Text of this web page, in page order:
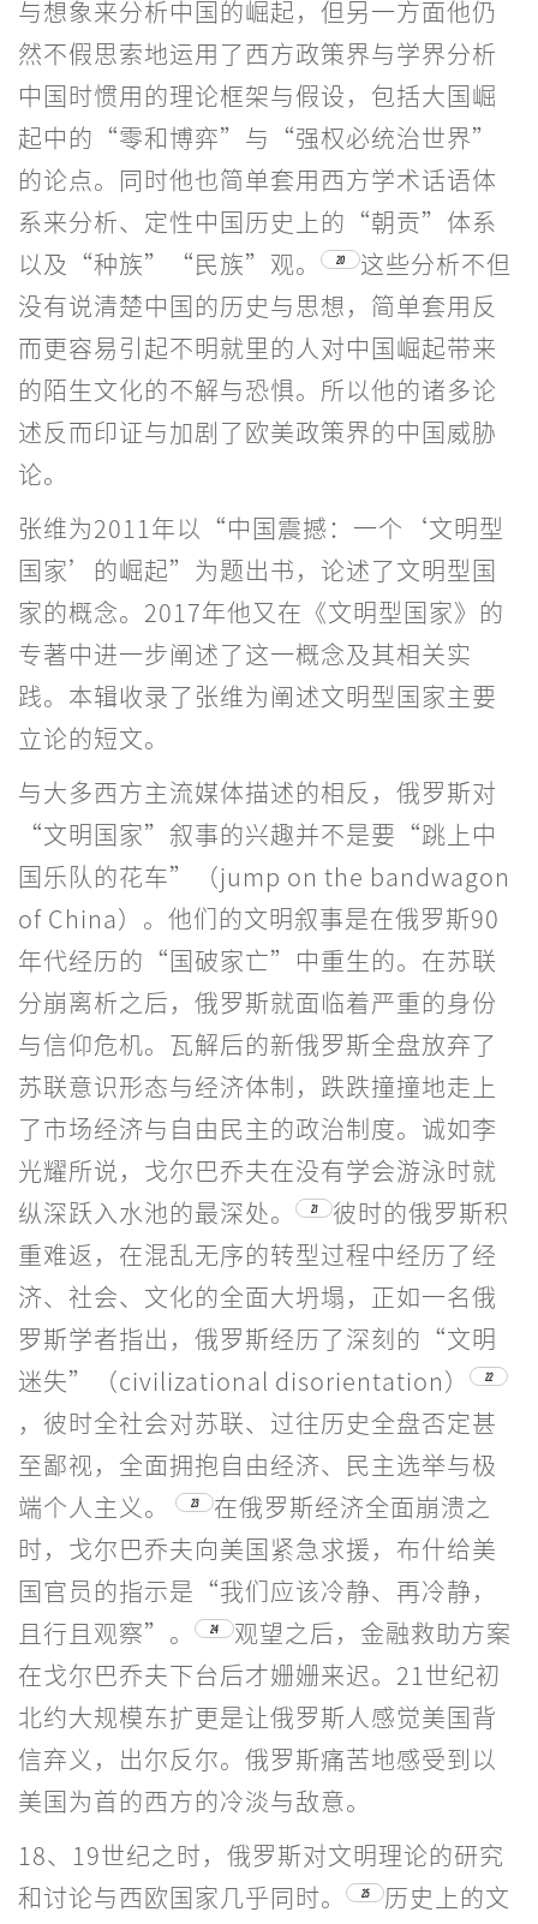
与想象来分析中国的崛起，但另一方面他仍
然不假思索地运用了西方政策界与学界分析
中国时惯用的理论框架与假设，包括大国崛
起中的“零和博弈”与“强权必统治世界”
的论点。同时他也简单套用西方学术话语体
系来分析、定性中国历史上的“朝贡”体系
以及“种族”“民族”观。
20
这些分析不但
没有说清楚中国的历史与思想，简单套用反
而更容易引起不明就里的人对中国崛起带来
的陌生文化的不解与恐惧。所以他的诸多论
述反而印证与加剧了欧美政策界的中国威胁
论。
张维为2011年以“中国震撼：一个‘文明型
国家’的崛起”为题出书，论述了文明型国
家的概念。2017年他又在《文明型国家》的
专著中进一步阐述了这一概念及其相关实
践。本辑收录了张维为阐述文明型国家主要
立论的短文。
与大多西方主流媒体描述的相反，俄罗斯对
“文明国家”叙事的兴趣并不是要“跳上中
国乐队的花车”（jump on the bandwagon
of China）。他们的文明叙事是在俄罗斯90
年代经历的“国破家亡”中重生的。在苏联
分崩离析之后，俄罗斯就面临着严重的身份
与信仰危机。瓦解后的新俄罗斯全盘放弃了
苏联意识形态与经济体制，跌跌撞撞地走上
了市场经济与自由民主的政治制度。诚如李
光耀所说，戈尔巴乔夫在没有学会游泳时就
纵深跃入水池的最深处。
21
彼时的俄罗斯积
重难返，在混乱无序的转型过程中经历了经
济、社会、文化的全面大坍塌，正如一名俄
罗斯学者指出，俄罗斯经历了深刻的“文明
迷失”（civilizational disorientation）
22
，彼时全社会对苏联、过往历史全盘否定甚
至鄙视，全面拥抱自由经济、民主选举与极
端个人主义。
23
在俄罗斯经济全面崩溃之
时，戈尔巴乔夫向美国紧急求援，布什给美
国官员的指示是“我们应该冷静、再冷静，
且行且观察”。
24
观望之后，金融救助方案
在戈尔巴乔夫下台后才姗姗来迟。21世纪初
北约大规模东扩更是让俄罗斯人感觉美国背
信弃义，出尔反尔。俄罗斯痛苦地感受到以
美国为首的西方的冷淡与敌意。
18、19世纪之时，俄罗斯对文明理论的研究
和讨论与西欧国家几乎同时。
25
历史上的文